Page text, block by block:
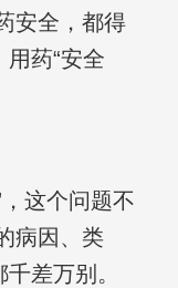
安全，都得
药“安全
这个问题不
病因、类
差万别。